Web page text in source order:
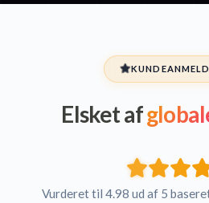
Elsket af
Vurderet til 4.98 ud af 5